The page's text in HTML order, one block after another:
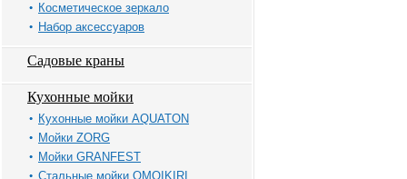
Косметическое зеркало
Набор аксессуаров
Садовые краны
Кухонные мойки
Кухонные мойки AQUATON
Мойки ZORG
Мойки GRANFEST
Стальные мойки OMOIKIRI